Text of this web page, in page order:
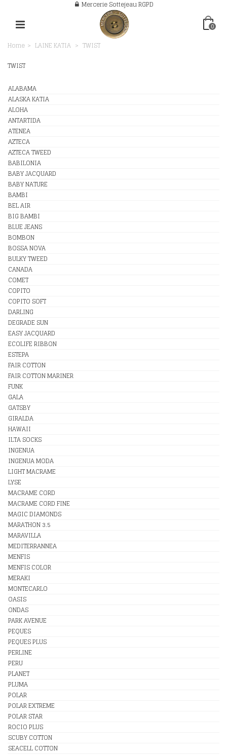
Mercerie Sottejeau RGPD
0
Home > LAINE KATIA > TWIST
TWIST
ALABAMA
ALASKA KATIA
ALOHA
ANTARTIDA
ATENEA
AZTECA
AZTECA TWEED
BABILONIA
BABY JACQUARD
BABY NATURE
BAMBI
BEL AIR
BIG BAMBI
BLUE JEANS
BOMBON
BOSSA NOVA
BULKY TWEED
CANADA
COMET
COPITO
COPITO SOFT
DARLING
DEGRADE SUN
EASY JACQUARD
ECOLIFE RIBBON
ESTEPA
FAIR COTTON
FAIR COTTON MARINER
FUNK
GALA
GATSBY
GIRALDA
HAWAII
ILTA SOCKS
INGENUA
INGENUA MODA
LIGHT MACRAME
LYSE
MACRAME CORD
MACRAME CORD FINE
MAGIC DIAMONDS
MARATHON 3.5
MARAVILLA
MEDITERRANNEA
MENFIS
MENFIS COLOR
MERAKI
MONTECARLO
OASIS
ONDAS
PARK AVENUE
PEQUES
PEQUES PLUS
PERLINE
PERU
PLANET
PLUMA
POLAR
POLAR EXTREME
POLAR STAR
ROCIO PLUS
SCUBY COTTON
SEACELL COTTON